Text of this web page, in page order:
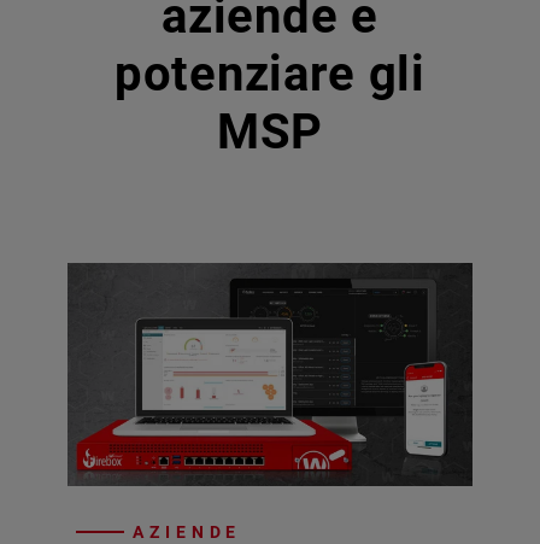
aziende e
potenziare gli
MSP
AZIENDE